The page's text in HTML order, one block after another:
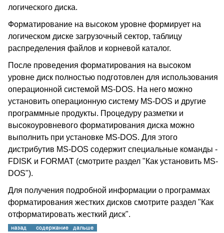
логического диска.
Форматирование на высоком уровне формирует на
логическом диске загрузочный сектор, таблицу
распределения файлов и корневой каталог.
После проведения форматирования на высоком
уровне диск полностью подготовлен для использования
операционной системой MS-DOS. На него можно
установить операционную систему MS-DOS и другие
программные продукты. Процедуру разметки и
высокоуровневого форматирования диска можно
выполнить при установке MS-DOS. Для этого
дистрибутив MS-DOS содержит специальные команды -
FDISK и FORMAT (смотрите раздел "Как установить MS-
DOS").
Для получения подробной информации о программах
форматирования жестких дисков смотрите раздел "Как
отформатировать жесткий диск".